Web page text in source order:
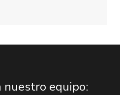
nuestro equipo: